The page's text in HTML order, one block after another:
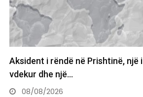
Kurti: Nëse gjuajtja me vezë është
çmimi për t’u ulur…
08/08/2026